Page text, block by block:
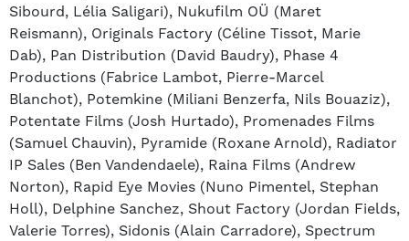
Sibourd, Lélia Saligari), Nukufilm OÜ (Maret
Reismann), Originals Factory (Céline Tissot, Marie
Dab), Pan Distribution (David Baudry), Phase 4
Productions (Fabrice Lambot, Pierre-Marcel
Blanchot), Potemkine (Miliani Benzerfa, Nils Bouaziz),
Potentate Films (Josh Hurtado), Promenades Films
(Samuel Chauvin), Pyramide (Roxane Arnold), Radiator
IP Sales (Ben Vandendaele), Raina Films (Andrew
Norton), Rapid Eye Movies (Nuno Pimentel, Stephan
Holl), Delphine Sanchez, Shout Factory (Jordan Fields,
Valerie Torres), Sidonis (Alain Carradore), Spectrum